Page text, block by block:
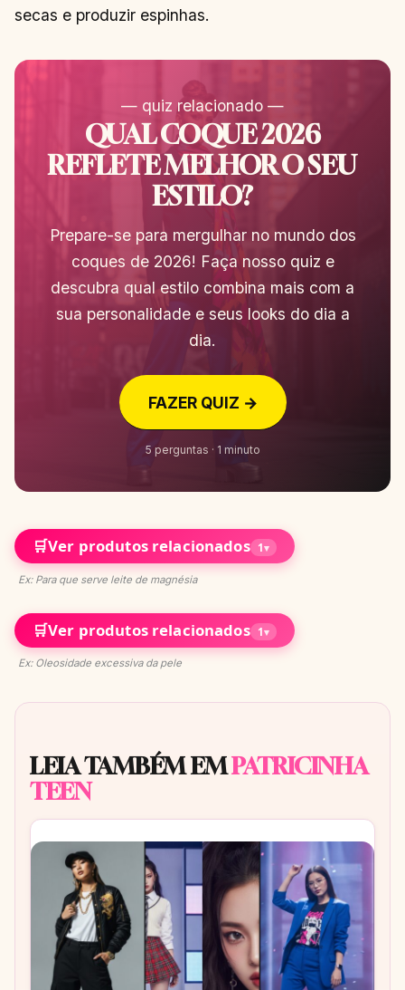
secas e produzir espinhas.
— quiz relacionado —
QUAL COQUE 2026
REFLETE MELHOR O SEU
ESTILO?
Prepare-se para mergulhar no mundo dos
coques de 2026! Faça nosso quiz e
descubra qual estilo combina mais com a
sua personalidade e seus looks do dia a
dia.
FAZER QUIZ →
5 perguntas · 1 minuto
🛒Ver produtos relacionados 1▾
Ex: Para que serve leite de magnésia
🛒Ver produtos relacionados 1▾
Ex: Oleosidade excessiva da pele
LEIA TAMBÉM EMPATRICINHA
TEEN